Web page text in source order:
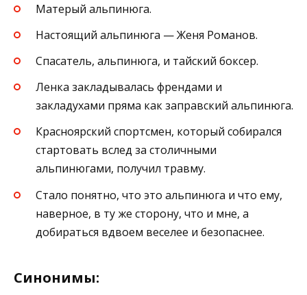
Матерый альпинюга.
Настоящий альпинюга — Женя Романов.
Спасатель, альпинюга, и тайский боксер.
Ленка закладывалась френдами и
закладухами пряма как заправский альпинюга.
Красноярский спортсмен, который собирался
стартовать вслед за столичными
альпинюгами, получил травму.
Стало понятно, что это альпинюга и что ему,
наверное, в ту же сторону, что и мне, а
добираться вдвоем веселее и безопаснее.
Синонимы: